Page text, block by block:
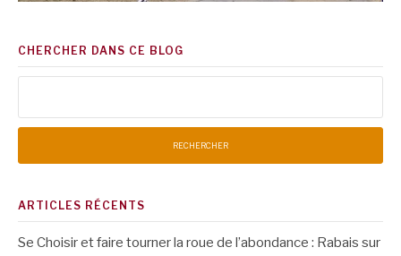
CHERCHER DANS CE BLOG
ARTICLES RÉCENTS
Se Choisir et faire tourner la roue de l’abondance : Rabais sur